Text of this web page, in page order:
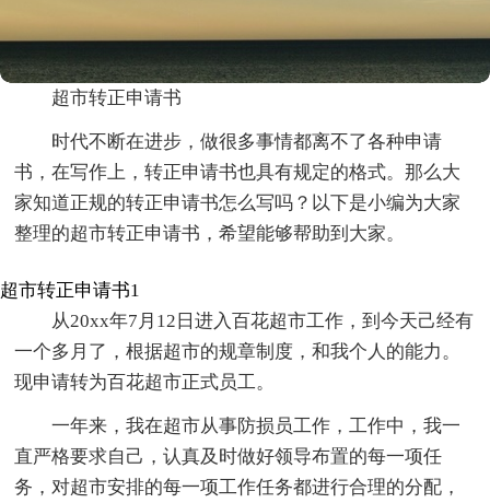
超市转正申请书
时代不断在进步，做很多事情都离不了各种申请
书，在写作上，转正申请书也具有规定的格式。那么大
家知道正规的转正申请书怎么写吗？以下是小编为大家
整理的超市转正申请书，希望能够帮助到大家。
超市转正申请书1
从20xx年7月12日进入百花超市工作，到今天己经有
一个多月了，根据超市的规章制度，和我个人的能力。
现申请转为百花超市正式员工。
一年来，我在超市从事防损员工作，工作中，我一
直严格要求自己，认真及时做好领导布置的每一项任
务，对超市安排的每一项工作任务都进行合理的分配，